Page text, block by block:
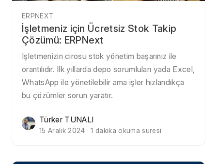
ERPNEXT
İşletmeniz için Ücretsiz Stok Takip
Çözümü: ERPNext
İşletmenizin cirosu stok yönetim başarınız ile
orantılıdır. İlk yıllarda depo sorumluları yada Excel,
WhatsApp ile yönetilebilir ama işler hızlandıkça
bu çözümler sorun yaratır.
Türker TUNALI
15 Aralık 2024 · 1 dakika okuma süresi